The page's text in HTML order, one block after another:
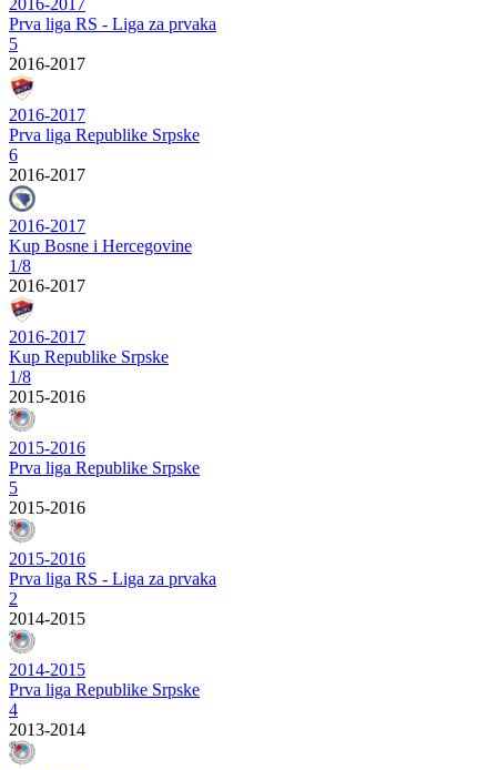
2016-2017
Prva liga RS - Liga za prvaka
5
2016-2017
2016-2017
Prva liga Republike Srpske
6
2016-2017
2016-2017
Kup Bosne i Hercegovine
1/8
2016-2017
2016-2017
Kup Republike Srpske
1/8
2015-2016
2015-2016
Prva liga Republike Srpske
5
2015-2016
2015-2016
Prva liga RS - Liga za prvaka
2
2014-2015
2014-2015
Prva liga Republike Srpske
4
2013-2014